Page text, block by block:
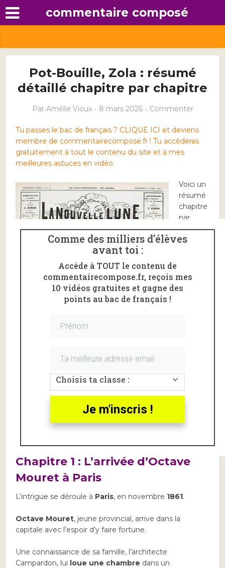
commentaire composé
Pot-Bouille, Zola : résumé
détaillé chapitre par chapitre
Par Amélie Vioux 8 mars 2026 Commenter
Tu passes le bac de français ? CLIQUE ICI et deviens
membre de commentairecompose.fr ! Tu accèderas
gratuitement à tout le contenu du site et à mes
meilleures astuces en vidéo.
Voici un
résumé
chapitre
par
chapitre
de
parcours
er les
» au programme du bac de français, consulte
Chapitre 1 : L’arrivée d’Octave
Mouret à Paris
L’intrigue se déroule à Paris, en novembre 1861.
Octave Mouret, jeune provincial, arrive dans la
capitale avec l’espoir d’y faire fortune.
Une connaissance de sa famille, l’architecte
Campardon, lui loue une chambre dans un
Comme des milliers d'élèves
avant toi :
Accède à TOUT le contenu de
commentairecompose.fr, reçois mes
10 vidéos gratuites et gagne des
points au bac de français !
Choisis ta classe :
Je m'inscris !